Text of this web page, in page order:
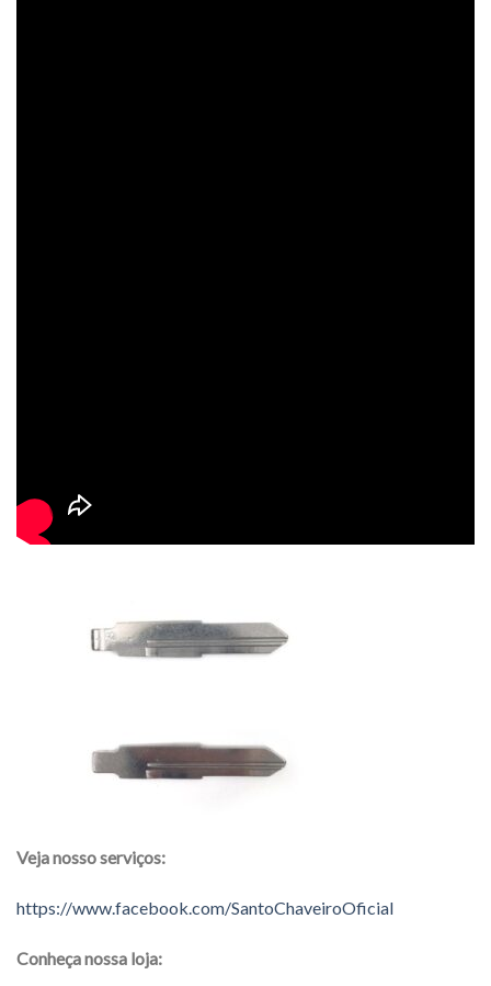
Veja nosso serviços:
https://www.facebook.com/SantoChaveiroOficial
Conheça nossa loja: